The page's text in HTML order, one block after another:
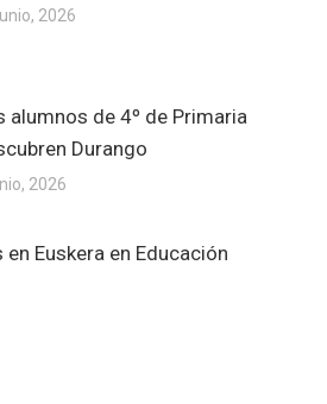
2026
alumnos de 4º de Primaria
Durango
2026
Euskera en Educación